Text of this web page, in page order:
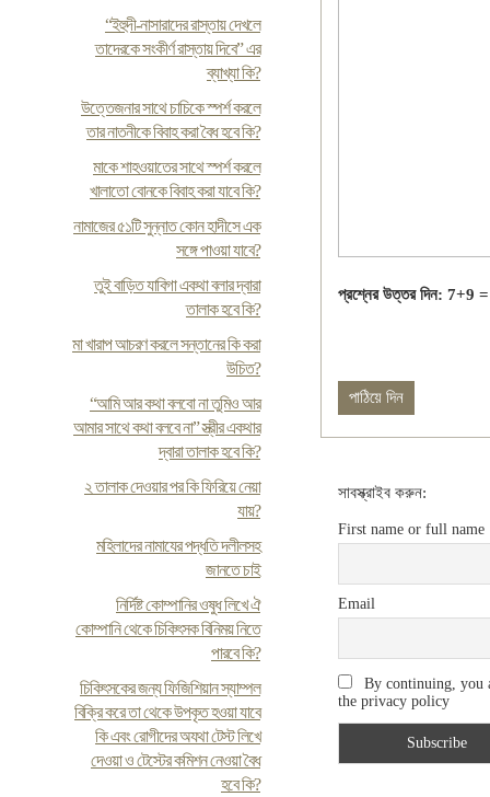
“ইহুদী-নাসারাদের রাস্তায় দেখলে
তাদেরকে সংকীর্ণ রাস্তায় দিবে” এর
ব্যাখ্যা কি?
উত্তেজনার সাথে চাচিকে স্পর্শ করলে
তার নাতনীকে বিবাহ করা বৈধ হবে কি?
মাকে শাহওয়াতের সাথে স্পর্শ করলে
খালাতো বোনকে বিবাহ করা যাবে কি?
নামাজের ৫১টি সুন্নাত কোন হাদীসে এক
সঙ্গে পাওয়া যাবে?
তুই বাড়িত যাবিগা একথা বলার দ্বারা
তালাক হবে কি?
মা খারাপ আচরণ করলে সন্তানের কি করা
উচিত?
“আমি আর কথা বলবো না তুমিও আর
আমার সাথে কথা বলবে না” স্ত্রীর একথার
দ্বারা তালাক হবে কি?
২ তালাক দেওয়ার পর কি ফিরিয়ে নেয়া
যায়?
মহিলাদের নামাযের পদ্ধতি দলীলসহ
জানতে চাই
নির্দিষ্ট কোম্পানির ওষুধ লিখে ঐ
কোম্পানি থেকে চিকিৎসক বিনিময় নিতে
পারবে কি?
চিকিৎসকের জন্য ফিজিশিয়ান স্যাম্পল
বিক্রি করে তা থেকে উপকৃত হওয়া যাবে
কি এবং রোগীদের অযথা টেস্ট লিখে
দেওয়া ও টেস্টের কমিশন নেওয়া বৈধ
হবে কি?
প্রশ্নের উত্তর দিন: 7+9 =
সাবস্ক্রাইব করুন:
First name or full name
Email
By continuing, you
the privacy policy